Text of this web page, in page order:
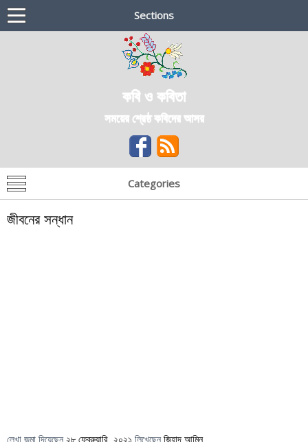
Sections
কবি ও কবিতা
সময়ের শ্রেষ্ঠ কবিদের আসর
Categories
জীবনের সন্ধান
লেখা জমা দিয়েছেন ২৮ ফেব্রুয়ারি, ২০২১ লিখেছেন জিহাদ আমিন